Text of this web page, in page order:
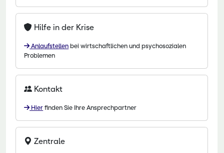
Hilfe in der Krise
Anlaufstellen bei wirtschaftlichen und psychosozialen
Problemen
Kontakt
Hier finden Sie Ihre Ansprechpartner
Zentrale